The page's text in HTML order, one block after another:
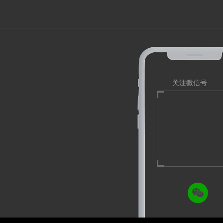
关注微信号